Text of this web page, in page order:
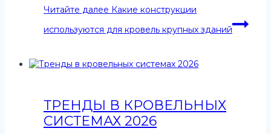
Читайте далее Какие конструкции
используются для кровель крупных зданий
ТРЕНДЫ В КРОВЕЛЬНЫХ
СИСТЕМАХ 2026